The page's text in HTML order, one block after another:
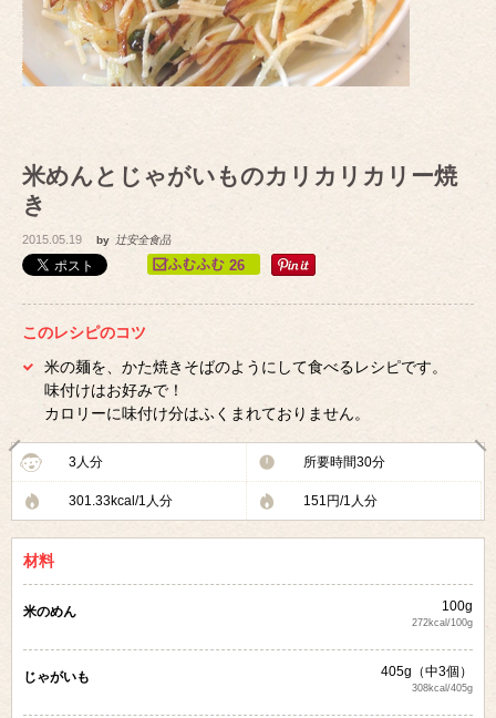
米めんとじゃがいものカリカリカリー焼
き
2015.05.19 by 辻安全食品
26
このレシピのコツ
米の麺を、かた焼きそばのようにして食べるレシピです。
味付けはお好みで！
カロリーに味付け分はふくまれておりません。
3人分 所要時間30分
301.33kcal/1人分 151円/1人分
材料
米のめん 100g
272kcal/100g
じゃがいも 405g（中3個）
308kcal/405g